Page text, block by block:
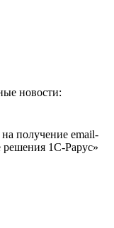
новости:
на получение email-
1С-Рарус»